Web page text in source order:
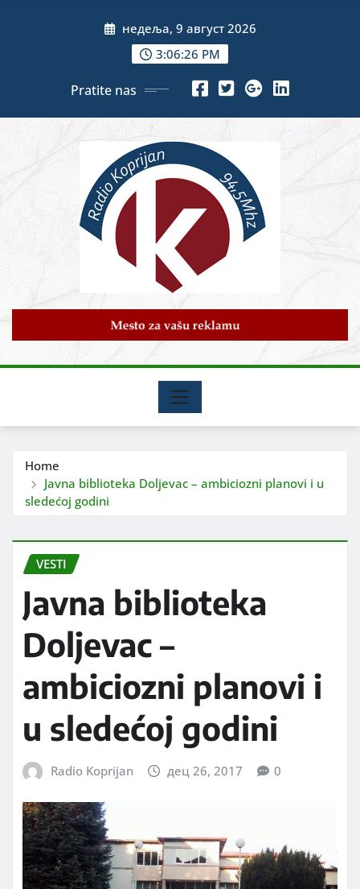
недеља, 9 август 2026
3:06:28 PM
Pratite nas
Home
Javna biblioteka Doljevac – ambiciozni planovi i u
sledećoj godini
VESTI
Javna biblioteka
Doljevac –
ambiciozni planovi i
u sledećoj godini
Radio Koprijan дец 26, 2017 0